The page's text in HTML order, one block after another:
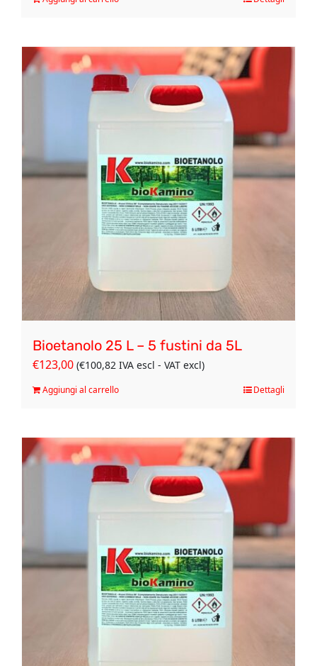
Bioetanolo 25 L – 5 fustini da 5L
€123,00 (€100,82 IVA escl - VAT excl)
Aggiungi al carrello Dettagli